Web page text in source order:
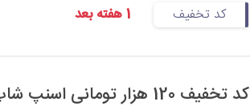
کد تخفیف
1 هفته بعد
کد تخفیف 120 هزار تومانی اسنپ شاپ